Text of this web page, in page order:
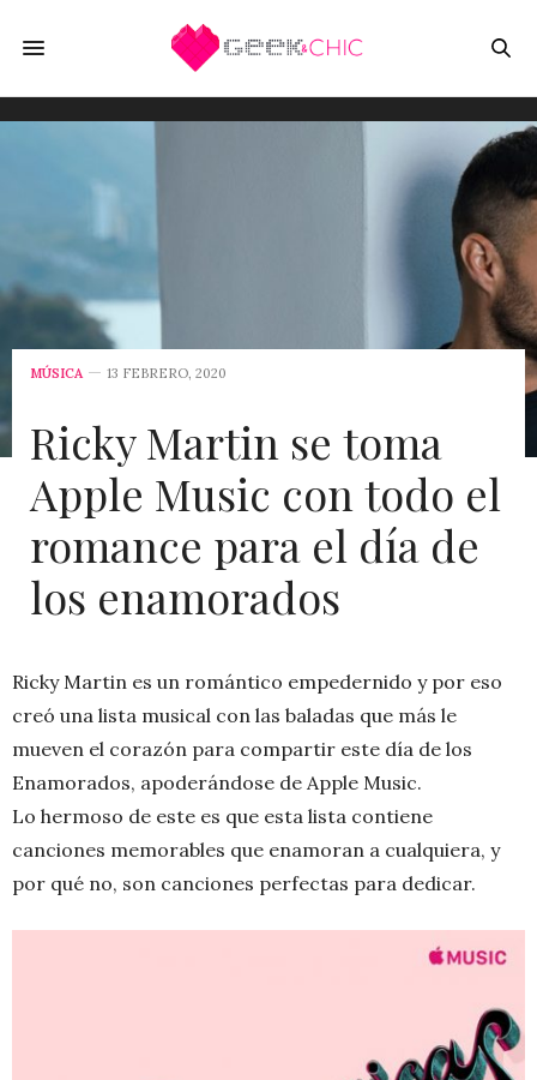
MÚSICA 13 FEBRERO, 2020
Ricky Martin se toma
Apple Music con todo el
romance para el día de
los enamorados
Ricky Martin es un romántico empedernido y por eso
creó una lista musical con las baladas que más le
mueven el corazón para compartir este día de los
Enamorados, apoderándose de Apple Music.
Lo hermoso de este es que esta lista contiene
canciones memorables que enamoran a cualquiera, y
por qué no, son canciones perfectas para dedicar.